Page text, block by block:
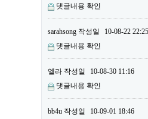
댓글내용 확인
sarahsong 작성일
10-08-22 22:25
댓글내용 확인
엘라 작성일
10-08-30 11:16
댓글내용 확인
bb4u 작성일
10-09-01 18:46